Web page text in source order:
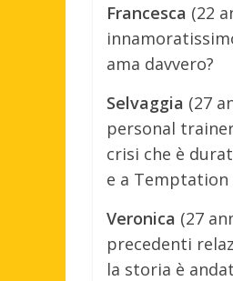
Francesca (22
ama davvero?
Selvaggia (27
personal
crisi che è
e a Temptation
Veronica (27
precedenti
la storia è